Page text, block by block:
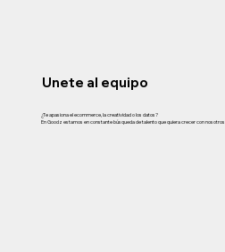
Unete al equipo
¿Te apasiona el ecommerce, la creatividad o los datos?
En Goodz estamos en constante búsqueda de talento que quiera crecer con nosotros.